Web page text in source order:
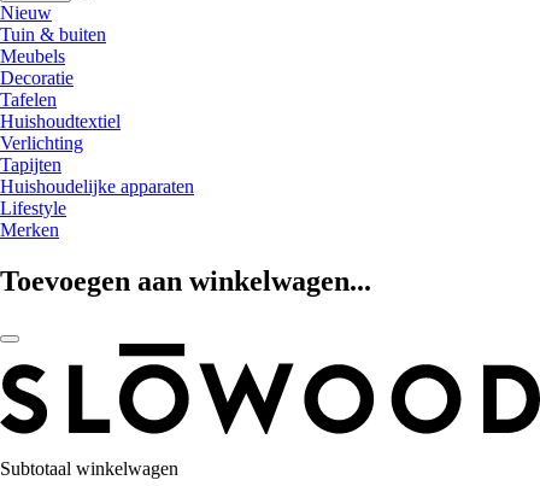
Nieuw
Tuin & buiten
Meubels
Decoratie
Tafelen
Huishoudtextiel
Verlichting
Tapijten
Huishoudelijke apparaten
Lifestyle
Merken
Toevoegen aan winkelwagen...
Subtotaal winkelwagen